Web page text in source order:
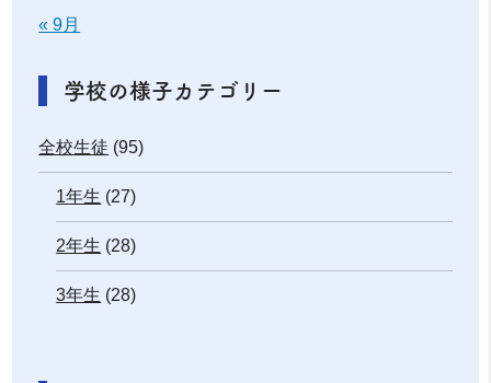
« 9月
学校の様子カテゴリー
全校生徒 (95)
1年生 (27)
2年生 (28)
3年生 (28)